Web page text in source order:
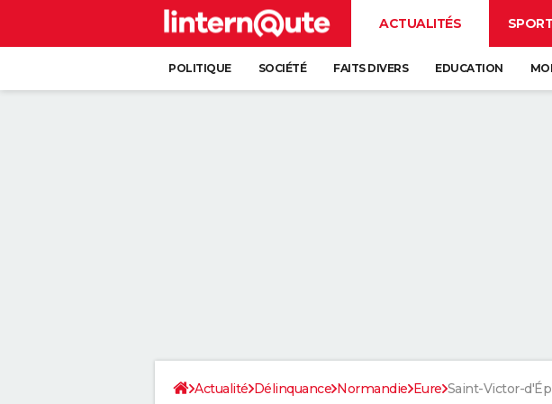
ACTUALITÉS SPORT
POLITIQUE SOCIÉTÉ FAITS DIVERS EDUCATION
Actualité Délinquance Normandie Eure Saint-Victor-